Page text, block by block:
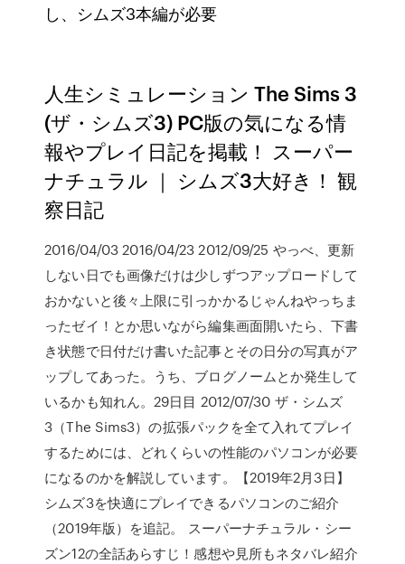
し、シムズ3本編が必要
人生シミュレーション The Sims 3
(ザ・シムズ3) PC版の気になる情
報やプレイ日記を掲載！ スーパー
ナチュラル ｜ シムズ3大好き！ 観
察日記
2016/04/03 2016/04/23 2012/09/25 やっべ、更新
しない日でも画像だけは少しずつアップロードして
おかないと後々上限に引っかかるじゃんねやっちま
ったゼイ！とか思いながら編集画面開いたら、下書
き状態で日付だけ書いた記事とその日分の写真がア
ップしてあった。うち、ブログノームとか発生して
いるかも知れん。29日目 2012/07/30 ザ・シムズ
3（The Sims3）の拡張パックを全て入れてプレイ
するためには、どれくらいの性能のパソコンが必要
になるのかを解説しています。【2019年2月3日】
シムズ3を快適にプレイできるパソコンのご紹介
（2019年版）を追記。 スーパーナチュラル・シー
ズン12の全話あらすじ！感想や見所もネタバレ紹介